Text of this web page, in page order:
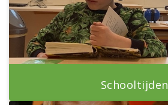
Schooltijden